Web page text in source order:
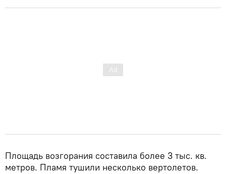
Площадь возгорания составила более 3 тыс. кв.
метров. Пламя тушили несколько вертолетов.